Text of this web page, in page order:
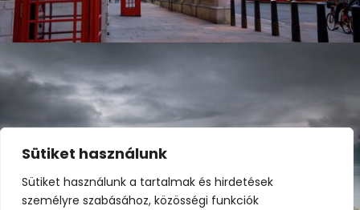
Sütiket használunk
Sütiket használunk a tartalmak és hirdetések
személyre szabásához, közösségi funkciók
július 7, 2025 webcreative